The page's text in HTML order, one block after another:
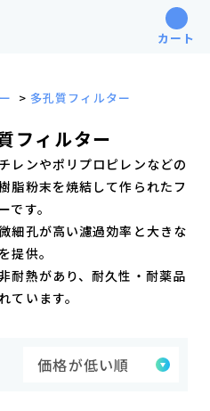
カート
多孔質フィルター
フィルター
レンやポリプロピレンなどの
脂粉末を焼結して作られたフ
です。
細孔が高い濾過効率と大きな
提供。
耐熱があり、耐久性・耐薬品
ています。